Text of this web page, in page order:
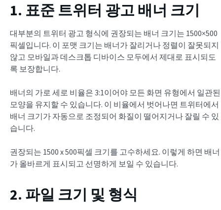
1. 표준 트위터 광고 배너 크기
대부분의 트위터 광고 형식에 권장되는 배너 크기는 1500×500
픽셀입니다. 이 포맷 크기는 배너가 잘리거나 정렬이 잘못되지
않고 모바일과 데스크톱 디바이스 모두에서 제대로 표시되도
록 보장합니다.
배너의 가로 세로 비율은 3:1이어야 모든 화면 유형에서 일관된
모양을 유지할 수 있습니다. 이 비율에서 벗어나면 트위터에서
배너 크기가 자동으로 조정되어 화질이 떨어지거나 잘릴 수 있
습니다.
권장되는 1500 x 500픽셀 크기를 고수하세요. 이렇게 하면 배너
가 올바르게 표시되고 선명하게 보일 수 있습니다.
2. 파일 크기 및 형식